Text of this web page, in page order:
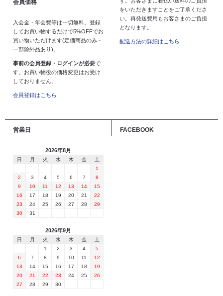
会員価格
入会金・年会費等は一切無料。登録
してお買い物するだけで5%OFFでお
買い物いただけます(定価商品のみ・
一部除外品あり)。
事前の会員登録・ログインが必要で
す。お買い物後の価格変更はお受け
しておりません。
会員登録はこちら
をいただきますことをご了承くださ
い。再発送費用もお客さまのご負担
となります。
配送方法の詳細はこちら
営業日
2026年8月
日 月 火 水 木 金
土
1
2
3 4 5 6 7
8
9
10 11 12 13 14
15
16
17 18 19 20 21
22
23
24 25 26 27 28
29
30
31
2026年9月
日 月 火 水 木 金
土
1
2 3 4
5
6
7 8 9 10 11
12
13
14 15 16 17 18
19
20
21 22 23 24 25
26
27
28 29 30
FACEBOOK